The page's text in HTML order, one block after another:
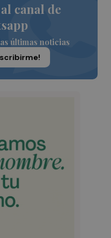
canal de
últimas noticias